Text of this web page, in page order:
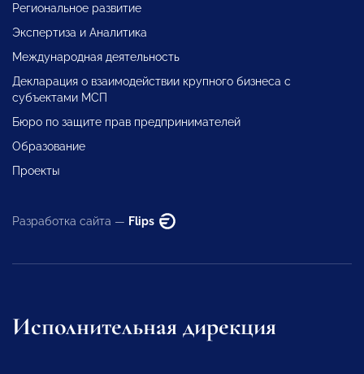
Региональное развитие
Экспертиза и Аналитика
Международная деятельность
Декларация о взаимодействии крупного бизнеса с
субъектами МСП
Бюро по защите прав предпринимателей
Образование
Проекты
Разработка сайта — Flips
Исполнительная дирекция